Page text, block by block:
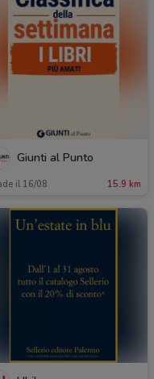
Giunti al Punto
il 16/08 15.9 km